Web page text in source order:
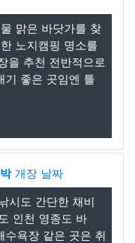
맑은 바닷가를 찾
노지캠핑 명소를
을 추천 전반적으로
기 좋은 곳임엔 틀
개장 날짜
시도 간단한 채비
인천 영종도 바
수욕장 같은 곳은 취